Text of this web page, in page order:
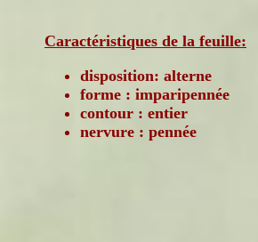
Caractéristiques de la feuille:
disposition: alterne
forme : imparipennée
contour : entier
nervure : pennée